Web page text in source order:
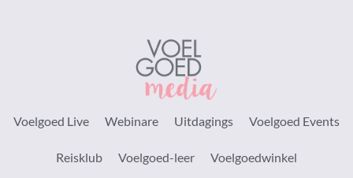
Voelgoed Live Webinare Uitdagings Voelgoed Events
Reisklub Voelgoed-leer Voelgoedwinkel